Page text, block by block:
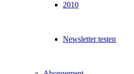
2010
Newsletter testen